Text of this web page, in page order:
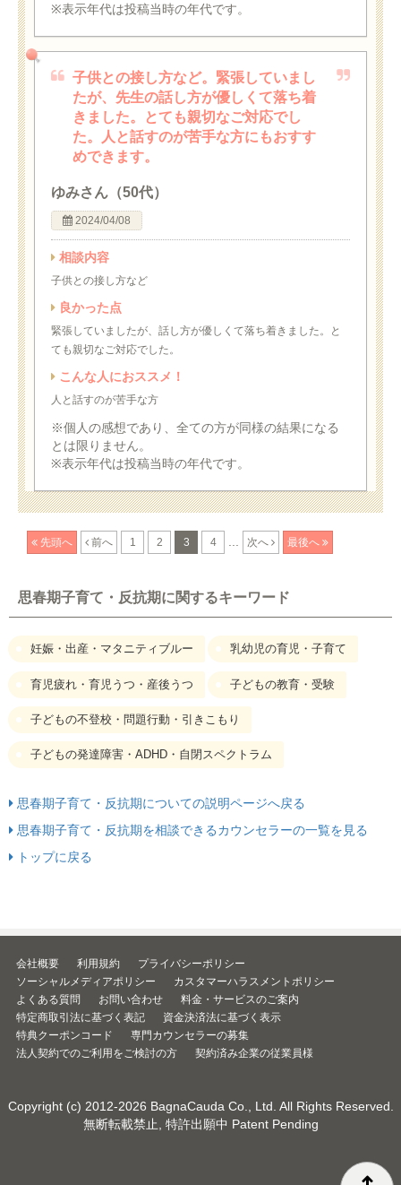
※表示年代は投稿当時の年代です。
子供との接し方など。緊張していまし
たが、先生の話し方が優しくて落ち着
きました。とても親切なご対応でし
た。人と話すのが苦手な方にもおすす
めできます。
ゆみさん（50代）
2024/04/08
相談内容
子供との接し方など
良かった点
緊張していましたが、話し方が優しくて落ち着きました。と
ても親切なご対応でした。
こんな人におススメ！
人と話すのが苦手な方
※個人の感想であり、全ての方が同様の結果になる
とは限りません。
※表示年代は投稿当時の年代です。
先頭へ 前へ 1 2 3 4 ... 次へ 最後へ
思春期子育て・反抗期に関するキーワード
妊娠・出産・マタニティブルー 乳幼児の育児・子育て
育児疲れ・育児うつ・産後うつ 子どもの教育・受験
子どもの不登校・問題行動・引きこもり
子どもの発達障害・ADHD・自閉スペクトラム
思春期子育て・反抗期についての説明ページへ戻る
思春期子育て・反抗期を相談できるカウンセラーの一覧を見る
トップに戻る
会社概要 利用規約
プライバシーポリシー
ソーシャルメディアポリシー
カスタマーハラスメントポリシー
よくある質問
お問い合わせ
料金・サービスのご案内
特定商取引法に基づく表記
資金決済法に基づく表示
特典クーポンコード
専門カウンセラーの募集
法人契約でのご利用をご検討の方
契約済み企業の従業員様
Copyright (c) 2012-2026 BagnaCauda Co., Ltd. All Rights Reserved.
無断転載禁止, 特許出願中 Patent Pending